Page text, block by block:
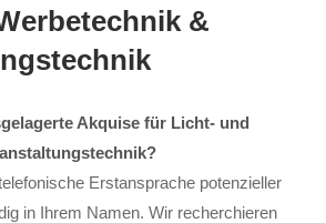
&
Akquise für Licht- und
Erstansprache potenzieller
in Ihrem Namen. Wir recherchieren